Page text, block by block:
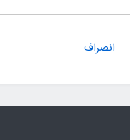
انصراف